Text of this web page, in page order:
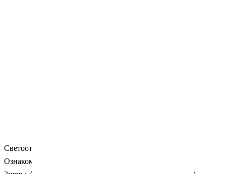
Cветоотверждаемый композит для жевательных зубов.
Ознакомительный набор: